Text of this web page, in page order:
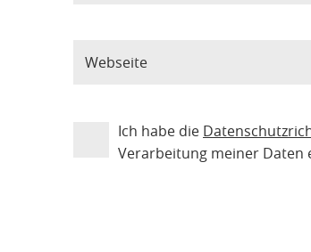
Ich habe die
Verarbeitung meiner Daten